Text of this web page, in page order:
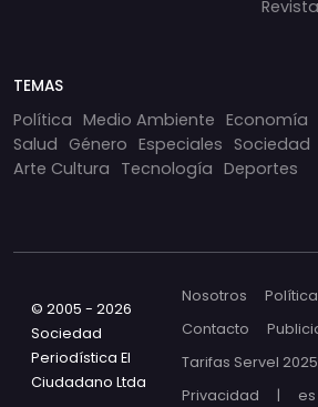
TEMAS
Política Medio Ambiente Economía
Salud Género Especiales Sociedad
Arte Cultura Tecnología Deportes
© 2005 - 2026
Sociedad
Periodística El
Ciudadano Ltda
Nosotros
Contacto
Tarifas Servel 2025
Privacidad
| es